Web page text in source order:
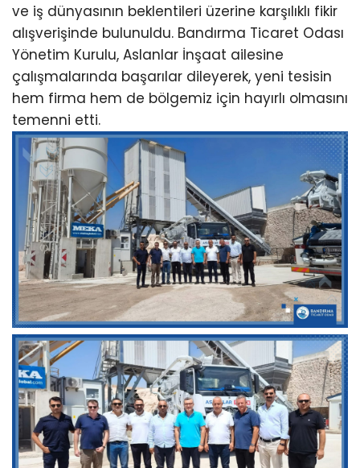
ve iş dünyasının beklentileri üzerine karşılıklı fikir
alışverişinde bulunuldu. Bandırma Ticaret Odası
Yönetim Kurulu, Aslanlar İnşaat ailesine
çalışmalarında başarılar dileyerek, yeni tesisin
hem firma hem de bölgemiz için hayırlı olmasını
temenni etti.